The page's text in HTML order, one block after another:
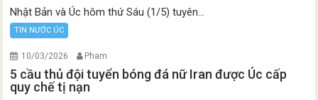
Nhật Bản và Úc hôm thứ Sáu (1/5) tuyên...
TIN NƯỚC ÚC
10/03/2026 Pham
5 cầu thủ đội tuyển bóng đá nữ Iran được Úc cấp
quy chế tị nạn